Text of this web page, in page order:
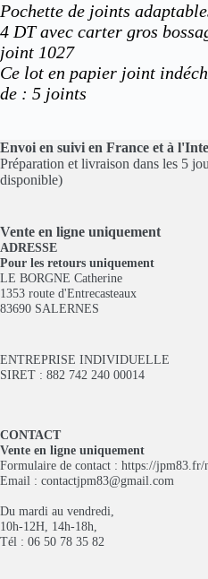
Pochette de joints
4 DT avec carter gros
joint 1027
Ce lot en papier joint
de : 5 joints
Envoi en suivi en France et à
Préparation et livraison dans les 5
disponible)
Vente en ligne uniquement
ADRESSE
Pour les retours uniquement
LE BORGNE Catherine
1353 route d'Entrecasteaux
83690 SALERNES
ENTREPRISE INDIVIDUELLE
SIRET : 882 742 240 00014
CONTACT
Vente en ligne uniquement
Formulaire de contact : https://jpm83.fr/
Email : contactjpm83@gmail.com
Du mardi au vendredi,
10h-12H, 14h-18h,
Tél : 06 50 78 35 82